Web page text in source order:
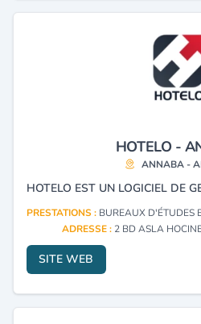
HOTELO -
ANNABA -
PRESTATIONS : BUREAUX D'ÉTUDES ET DE
ADRESSE : 2 BD ASLA
SITE WEB